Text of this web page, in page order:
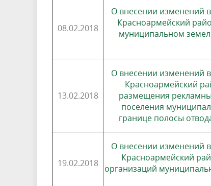
08.02.2018
О внесении изменений
Красноармейский
муниципальном
13.02.2018
О внесении изменений
Красноармейский
размещения
поселения
границе полосы
19.02.2018
О внесении изменений
Красноармейский
организаций